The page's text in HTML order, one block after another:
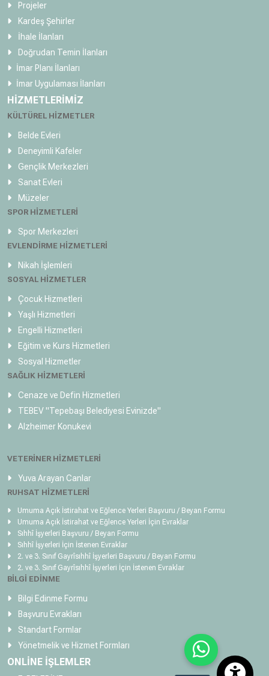
Projeler
Kardeş Şehirler
İhale İlanları
Doğrudan Temin İlanları
İmar Planı İlanları
İmar Uygulaması İlanları
HİZMETLERİMİZ
KÜLTÜREL HİZMETLER
Belde Evleri
Deneyimli Kafeler
Gençlik Merkezleri
Sanat Evleri
Müzeler
SPOR HİZMETLERİ
Spor Merkezleri
EVLENDİRME HİZMETLERİ
Nikah İşlemleri
SOSYAL HİZMETLER
Çocuk Hizmetleri
Yaşlı Hizmetleri
Engelli Hizmetleri
Eğitim ve Kurs Hizmetleri
Sosyal Hizmetler
SAĞLIK HİZMETLERİ
Cenaze ve Defin Hizmetleri
TEBEV "Tepebaşı Belediyesi Evinizde"
Alzheimer Konukevi
VETERİNER HİZMETLERİ
Yuva Arayan Canlar
RUHSAT HİZMETLERİ
Umuma Açık İstirahat ve Eğlence Yerleri Başvuru / Beyan Formu
Umuma Açık İstirahat ve Eğlence Yerleri İçin Evraklar
Sıhhî İşyerleri Başvuru / Beyan Formu
Sıhhî İşyerleri İçin İstenen Evraklar
2. ve 3. Sınıf Gayrîsıhhî İşyerleri Başvuru / Beyan Formu
2. ve 3. Sınıf Gayrîsıhhî İşyerleri İçin İstenen Evraklar
BİLGİ EDİNME
Bilgi Edinme Formu
Başvuru Evrakları
Standart Formlar
Yönetmelik ve Hizmet Formları
ONLİNE İŞLEMLER